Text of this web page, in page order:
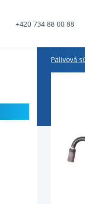
+420 734 88 00 88
Palivová